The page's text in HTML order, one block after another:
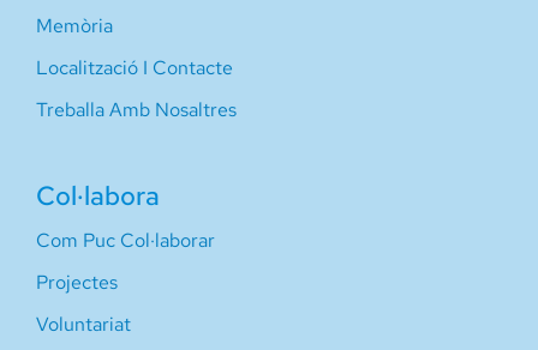
Memòria
Localització I Contacte
Treballa Amb Nosaltres
Col·labora
Com Puc Col·laborar
Projectes
Voluntariat